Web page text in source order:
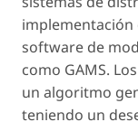
implementación
software de
como GAMS.
un algoritmo
teniendo un